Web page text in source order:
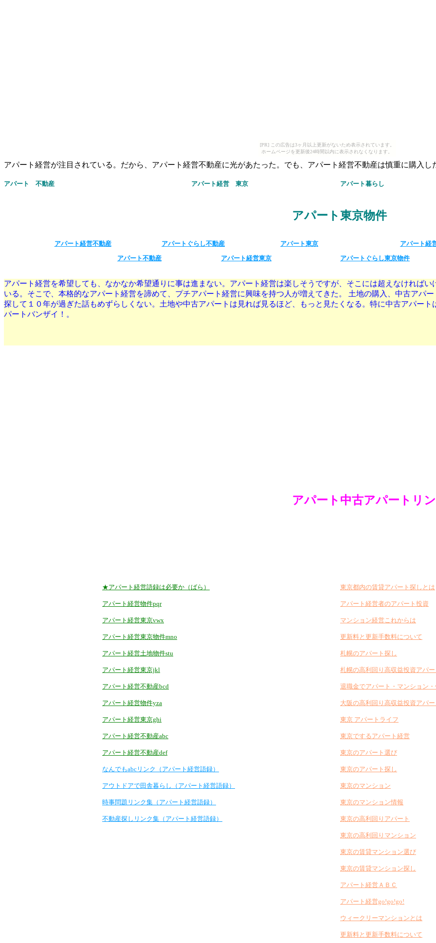
[PR] この広告は3ヶ月以上更新がないため表示されています。
ホームページを更新後24時間以内に表示されなくなります。
アパート経営が注目されている。だから、アパート経営不動産に光があたった。でも、アパート経営不動産は慎重に購入し
アパート 不動産 アパート経営 東京 アパート暮らし
アパート 東京物件
アパート経営不動産 アパートぐらし不動産 アパート東京
アパート経
アパート不動産
アパート経営東京 アパートぐらし東京物件
アパート経営を希望しても、なかなか希望通りに事は進まない。アパート経営は楽しそうですが、そこには超えなければ
いる。そこで、本格的なアパート経営を諦めて、プチアパート経営に興味を持つ人が増えてきた。 土地の購入、中古アパ
探して１０年が過ぎた話もめずらしくない。土地や中古アパートは見れば見るほど、もっと見たくなる。特に中古アパー
パートバンザイ！。
アパート 中古アパートリ
★アパート経営語録は必要か（ばら）
アパート経営物件pqr
アパート経営東京vwx
アパート経営東京物件mno
アパート経営土地物件stu
アパート経営東京jkl
アパート経営不動産bcd
アパート経営物件yza
アパート経営東京ghi
アパート経営不動産abc
アパート経営不動産def
なんでもabcリンク（アパート経営語録）
アウトドアで田舎暮らし（アパート経営語録）
時事問題リンク集（アパート経営語録）
不動産探しリンク集（アパート経営語録）
東京都内の賃貸アパート探しとは
アパート経営者のアパート投資
マンション経営これからは
更新料と更新手数料について
札幌のアパート探し
札幌の高利回り高収益投資アパ
退職金でアパート・マンション
大阪の高利回り高収益投資アパ
東京 アパートライフ
東京でするアパート経営
東京のアパート選び
東京のアパート探し
東京のマンション
東京のマンション情報
東京の高利回りアパート
東京の高利回りマンション
東京の賃貸マンション選び
東京の賃貸マンション探し
アパート経営ＡＢＣ
アパート経営go!go!go!
ウィークリーマンションとは
更新料と更新手数料について